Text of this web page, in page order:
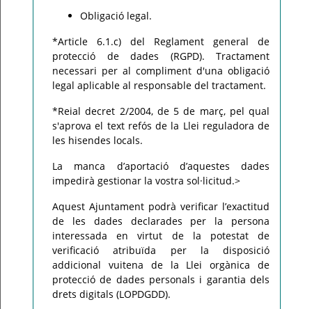
Obligació legal.
*Article 6.1.c) del Reglament general de
protecció de dades (RGPD). Tractament
necessari per al compliment d'una obligació
legal aplicable al responsable del tractament.
*Reial decret 2/2004, de 5 de març, pel qual
s'aprova el text refós de la Llei reguladora de
les hisendes locals.
La manca d’aportació d’aquestes dades
impedirà gestionar la vostra sol·licitud.>
Aquest Ajuntament podrà verificar l’exactitud
de les dades declarades per la persona
interessada en virtut de la potestat de
verificació atribuïda per la disposició
addicional vuitena de la Llei orgànica de
protecció de dades personals i garantia dels
drets digitals (LOPDGDD).